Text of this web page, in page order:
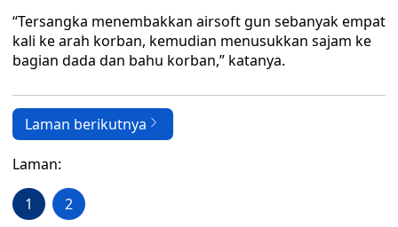
“Tersangka menembakkan airsoft gun sebanyak empat
kali ke arah korban, kemudian menusukkan sajam ke
bagian dada dan bahu korban,” katanya.
Laman berikutnya
Laman:
1 2